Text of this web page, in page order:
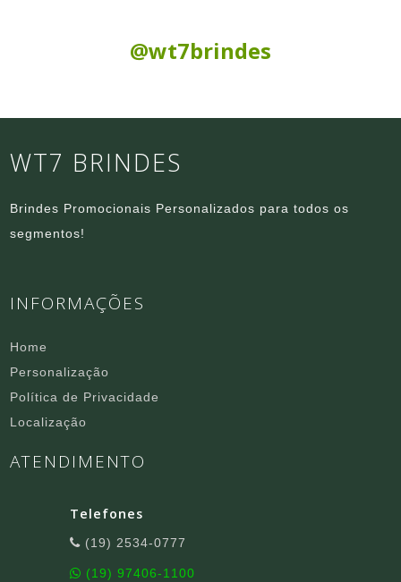
@wt7brindes
WT7 BRINDES
Brindes Promocionais Personalizados para todos os
segmentos!
INFORMAÇÕES
Home
Personalização
Política de Privacidade
Localização
ATENDIMENTO
Telefones
(19) 2534-0777
(19) 97406-1100